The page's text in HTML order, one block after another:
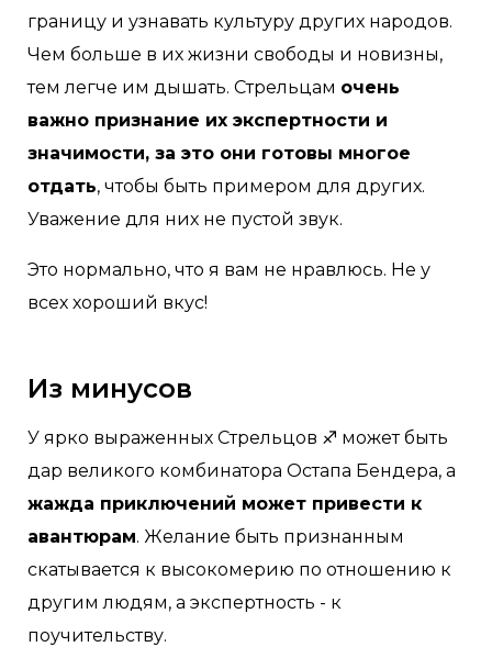
границу и узнавать культуру других народов.
Чем больше в их жизни свободы и новизны,
тем легче им дышать. Стрельцам очень
важно признание их экспертности и
значимости, за это они готовы многое
отдать, чтобы быть примером для других.
Уважение для них не пустой звук.
Это нормально, что я вам не нравлюсь. Не у
всех хороший вкус!
Из минусов
У ярко выраженных Стрельцов ♐ может быть
дар великого комбинатора Остапа Бендера, а
жажда приключений может привести к
авантюрам. Желание быть признанным
скатывается к высокомерию по отношению к
другим людям, а экспертность - к
поучительству.